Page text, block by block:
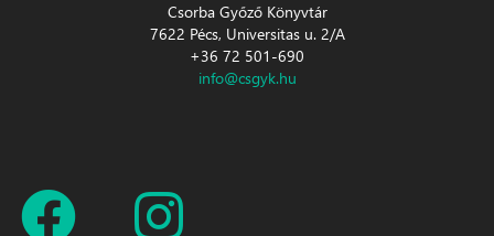
Csorba Győző Könyvtár
7622 Pécs, Universitas u. 2/A
+36 72 501-690
info@csgyk.hu